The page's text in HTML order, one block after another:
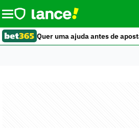
Quer uma ajuda antes de